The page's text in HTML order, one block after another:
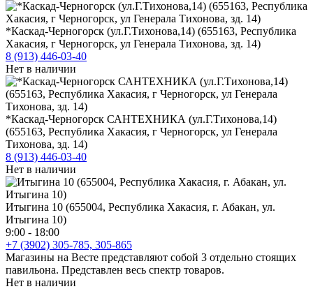
*Каскад-Черногорск (ул.Г.Тихонова,14) (655163, Республика
Хакасия, г Черногорск, ул Генерала Тихонова, зд. 14)
8 (913) 446-03-40
Нет в наличии
*Каскад-Черногорск САНТЕХНИКА (ул.Г.Тихонова,14)
(655163, Республика Хакасия, г Черногорск, ул Генерала
Тихонова, зд. 14)
8 (913) 446-03-40
Нет в наличии
Итыгина 10 (655004, Республика Хакасия, г. Абакан, ул.
Итыгина 10)
9:00 - 18:00
+7 (3902) 305-785, 305-865
Магазины на Весте представляют собой 3 отдельно стоящих
павильона. Представлен весь спектр товаров.
Нет в наличии